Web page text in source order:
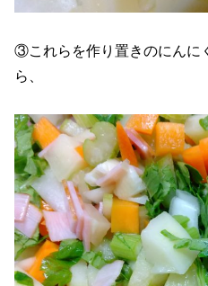
③これらを作り置きのにんに
ら、